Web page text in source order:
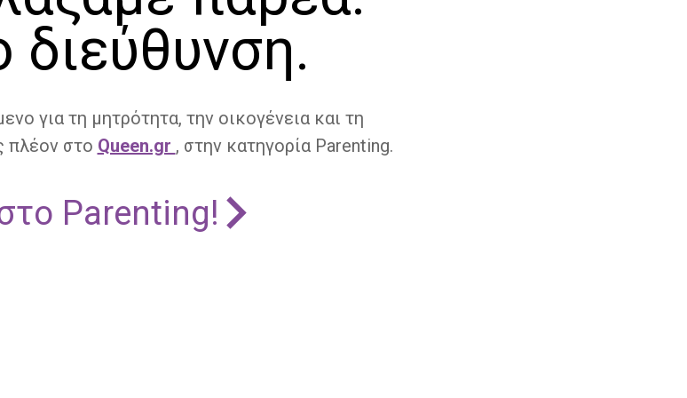
για τη μητρότητα, την οικογένεια και τη
πλέον στο Queen.gr , στην κατηγορία Parenting.
Parenting!